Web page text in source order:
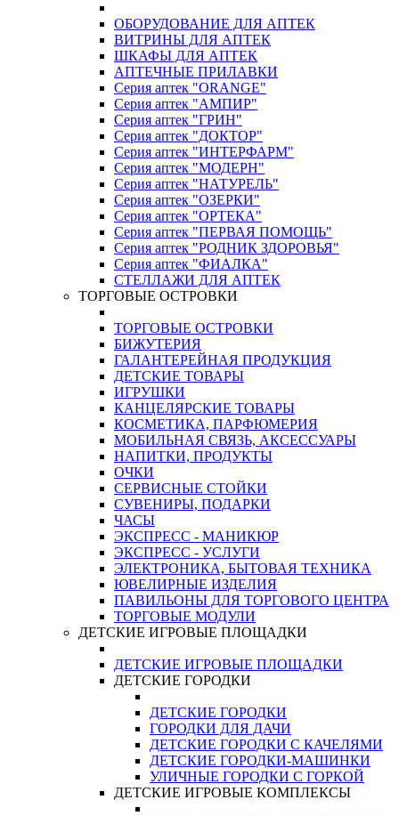
ОБОРУДОВАНИЕ ДЛЯ АПТЕК
ВИТРИНЫ ДЛЯ АПТЕК
ШКАФЫ ДЛЯ АПТЕК
АПТЕЧНЫЕ ПРИЛАВКИ
Серия аптек "ORANGE"
Серия аптек "АМПИР"
Серия аптек "ГРИН"
Серия аптек "ДОКТОР"
Серия аптек "ИНТЕРФАРМ"
Серия аптек "МОДЕРН"
Серия аптек "НАТУРЕЛЬ"
Серия аптек "ОЗЕРКИ"
Серия аптек "ОРТЕКА"
Серия аптек "ПЕРВАЯ ПОМОЩЬ"
Серия аптек "РОДНИК ЗДОРОВЬЯ"
Серия аптек "ФИАЛКА"
СТЕЛЛАЖИ ДЛЯ АПТЕК
ТОРГОВЫЕ ОСТРОВКИ
ТОРГОВЫЕ ОСТРОВКИ
БИЖУТЕРИЯ
ГАЛАНТЕРЕЙНАЯ ПРОДУКЦИЯ
ДЕТСКИЕ ТОВАРЫ
ИГРУШКИ
КАНЦЕЛЯРСКИЕ ТОВАРЫ
КОСМЕТИКА, ПАРФЮМЕРИЯ
МОБИЛЬНАЯ СВЯЗЬ, АКСЕССУАРЫ
НАПИТКИ, ПРОДУКТЫ
ОЧКИ
СЕРВИСНЫЕ СТОЙКИ
СУВЕНИРЫ, ПОДАРКИ
ЧАСЫ
ЭКСПРЕСС - МАНИКЮР
ЭКСПРЕСС - УСЛУГИ
ЭЛЕКТРОНИКА, БЫТОВАЯ ТЕХНИКА
ЮВЕЛИРНЫЕ ИЗДЕЛИЯ
ПАВИЛЬОНЫ ДЛЯ ТОРГОВОГО ЦЕНТРА
ТОРГОВЫЕ МОДУЛИ
ДЕТСКИЕ ИГРОВЫЕ ПЛОЩАДКИ
ДЕТСКИЕ ИГРОВЫЕ ПЛОЩАДКИ
ДЕТСКИЕ ГОРОДКИ
ДЕТСКИЕ ГОРОДКИ
ГОРОДКИ ДЛЯ ДАЧИ
ДЕТСКИЕ ГОРОДКИ С КАЧЕЛЯМИ
ДЕТСКИЕ ГОРОДКИ-МАШИНКИ
УЛИЧНЫЕ ГОРОДКИ С ГОРКОЙ
ДЕТСКИЕ ИГРОВЫЕ КОМПЛЕКСЫ